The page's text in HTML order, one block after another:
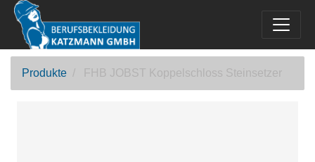
Produkte FHB JOBST Koppelschloss Steinsetzer